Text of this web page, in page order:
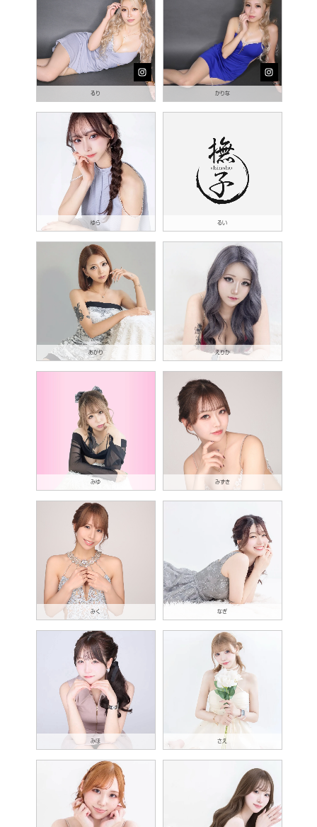
るり かりな
ゆら るい
あかり えりか
みゆ みずき
みく なぎ
みほ さえ